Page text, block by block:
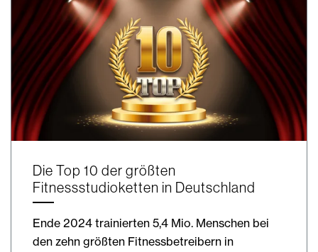
Die Top 10 der größten
Fitnessstudioketten in Deutschland
Ende 2024 trainierten 5,4 Mio. Menschen bei
den zehn größten Fitnessbetreibern in